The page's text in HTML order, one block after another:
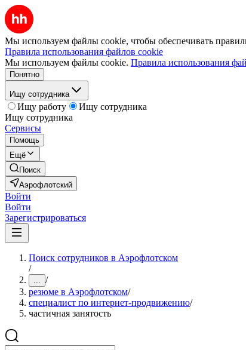
Мы используем файлы cookie, чтобы обеспечивать
Правила использования файлов cookie
Мы используем файлы cookie. Правила использования
Понятно
Ищу сотрудника
Ищу работу
Ищу сотрудника
Ищу сотрудника
Сервисы
Помощь
Ещё
Поиск
Аэрофлотский
Войти
Войти
Зарегистрироваться
Поиск сотрудников в Аэрофлотском
/
... /
резюме в Аэрофлотском/
специалист по интернет-продвижению/
частичная занятость